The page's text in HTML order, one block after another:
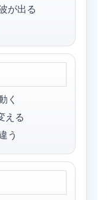
が出る
く
える
う